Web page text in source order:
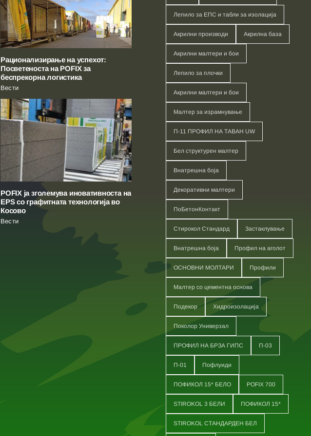
Рационализирање на успехот:
Посветеноста на POFIX за
беспрекорна логистика
Вести
POFIX ја зголемува иновативноста на
EPS со графитната технологија во
Косово
Вести
Лепило за ЕПС и табли за изолација
Акрилни производи Акрилна база
Акрилни малтери и бои
Лепило за плочки
Акрилни малтери и бои
Малтер за израмнување
П-11 ПРОФИЛ НА ТАВАН UW
Бел структурен малтер
Внатрешна боја
Декоративни малтери
ПоБетонКонтакт
Стирокол Стандард Застаклување
Внатрешна боја Профил на аголот
ОСНОВНИ МОЛТАРИ Профили
Малтер со цементна основа
Подекор Хидроизолација
Поколор Универзал
ПРОФИЛ НА БРЗА ГИПС П-03
П-01 Пофлуиди
ПОФИКОЛ 15* БЕЛО POFIX 700
STIROKOL 3 БЕЛИ ПОФИКОЛ 15*
STIROKOL СТАНДАРДЕН БЕЛ